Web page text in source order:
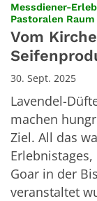
Messdiener-
Pastoralen Raum
Vom
30. Sept. 2025
Lavendel-
machen
Ziel. All das
Goar in der
veranstaltet